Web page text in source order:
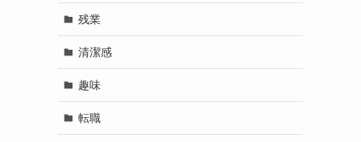
残業
清潔感
趣味
転職